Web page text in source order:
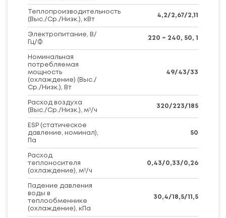
Теплопроизводительность
(Выс./Ср./Низк.), кВт
4,2/2,67/2,11
Электропитание, В/
Гц/Ф
220 ~ 240, 50, 1
Номинальная
потребляемая
мощность
(охлаждение) (Выс./
Ср./Низк.), Вт
49/43/33
Расход воздуха
(Выс./Ср./Низк.), м³/ч
320/223/185
ESP (статическое
давление, номинал),
Па
50
Расход
теплоносителя
(охлаждение), м³/ч
0,43/0,33/0,26
Падение давления
воды в
теплообменнике
(охлаждение), кПа
30,4/18,5/11,5